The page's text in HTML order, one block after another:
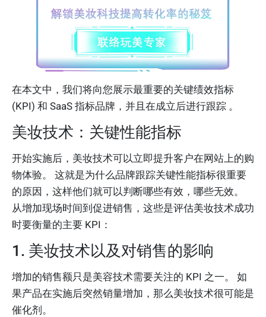
在本文中，我们将向您展示最重要的关键绩效指标
(KPI) 和 SaaS 指标品牌，并且在成立后进行跟踪 。
美妆技术：关键性能指标
开始实施后，美妆技术可以立即提升客户在网站上的购
物体验。 这就是为什么品牌跟踪关键性能指标很重要
的原因，这样他们就可以判断哪些有效，哪些无效。
从增加现场时间到促进销售，这些是评估美妆技术成功
时要衡量的主要 KPI：
1. 美妆技术以及对销售的影响
增加的销售额只是美容技术需要关注的 KPI 之一。 如
果产品在实施后突然销量增加，那么美妆技术很可能是
催化剂。